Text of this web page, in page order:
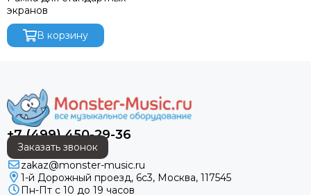
dB Technologies
DBX
DIALighting
DS Proaudio
DJ POWER
Dynacord
ECO
Eighteen Sound
Evolution
экранов
В корзину
+7 (499) 450-29-36
Заказать звонок
zakaz@monster-music.ru
1-й Дорожный проезд, 6с3, Москва, 117545
Пн-Пт с 10 до 19 часов